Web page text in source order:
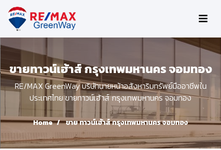
ขายทาวน์เฮ้าส์ กรุงเทพมหานคร จอมทอง
RE/MAX GreenWay บริษัทนายหน้าอสังหาริมทรัพย์มืออาชีพใน
ประเทศไทย ขายทาวน์เฮ้าส์ กรุงเทพมหานคร จอมทอง
Home ขาย ทาวน์เฮ้าส์ กรุงเทพมหานคร จอมทอง